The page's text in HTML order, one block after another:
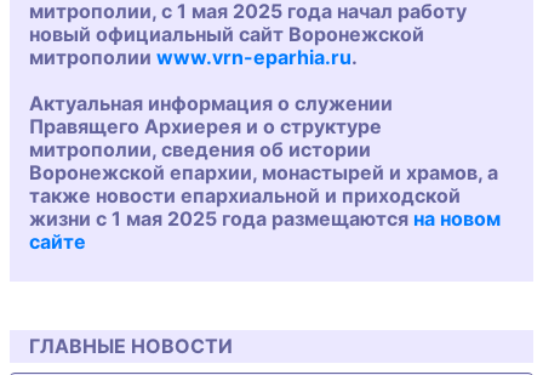
митрополии, с 1 мая 2025 года начал работу
новый официальный сайт Воронежской
митрополии www.vrn-eparhia.ru.
Актуальная информация о служении
Правящего Архиерея и о структуре
митрополии, сведения об истории
Воронежской епархии, монастырей и храмов, а
также новости епархиальной и приходской
жизни с 1 мая 2025 года размещаются на новом
сайте
ГЛАВНЫЕ НОВОСТИ